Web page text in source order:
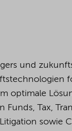
und
optimale
Tax,
sowie